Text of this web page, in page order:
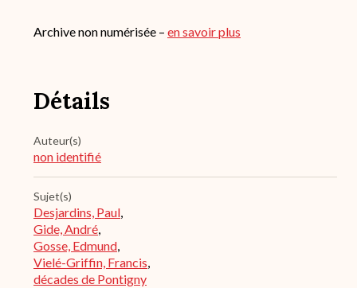
Archive non numérisée – en savoir plus
Détails
Auteur(s)
non identifié
Sujet(s)
Desjardins, Paul,
Gide, André,
Gosse, Edmund,
Vielé-Griffin, Francis,
décades de Pontigny